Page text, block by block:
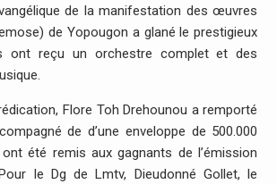
de la manifestation des œuvres
de Yopougon a glané le prestigieux
ont reçu un orchestre complet et des
Flore Toh Drehounou a remporté
de d’une enveloppe de 500.000
été remis aux gagnants de l’émission
Pour le Dg de Lmtv, Dieudonné Gollet, le